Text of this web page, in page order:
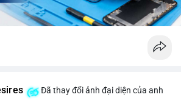
Đã thay đổi ảnh đại diện của anh